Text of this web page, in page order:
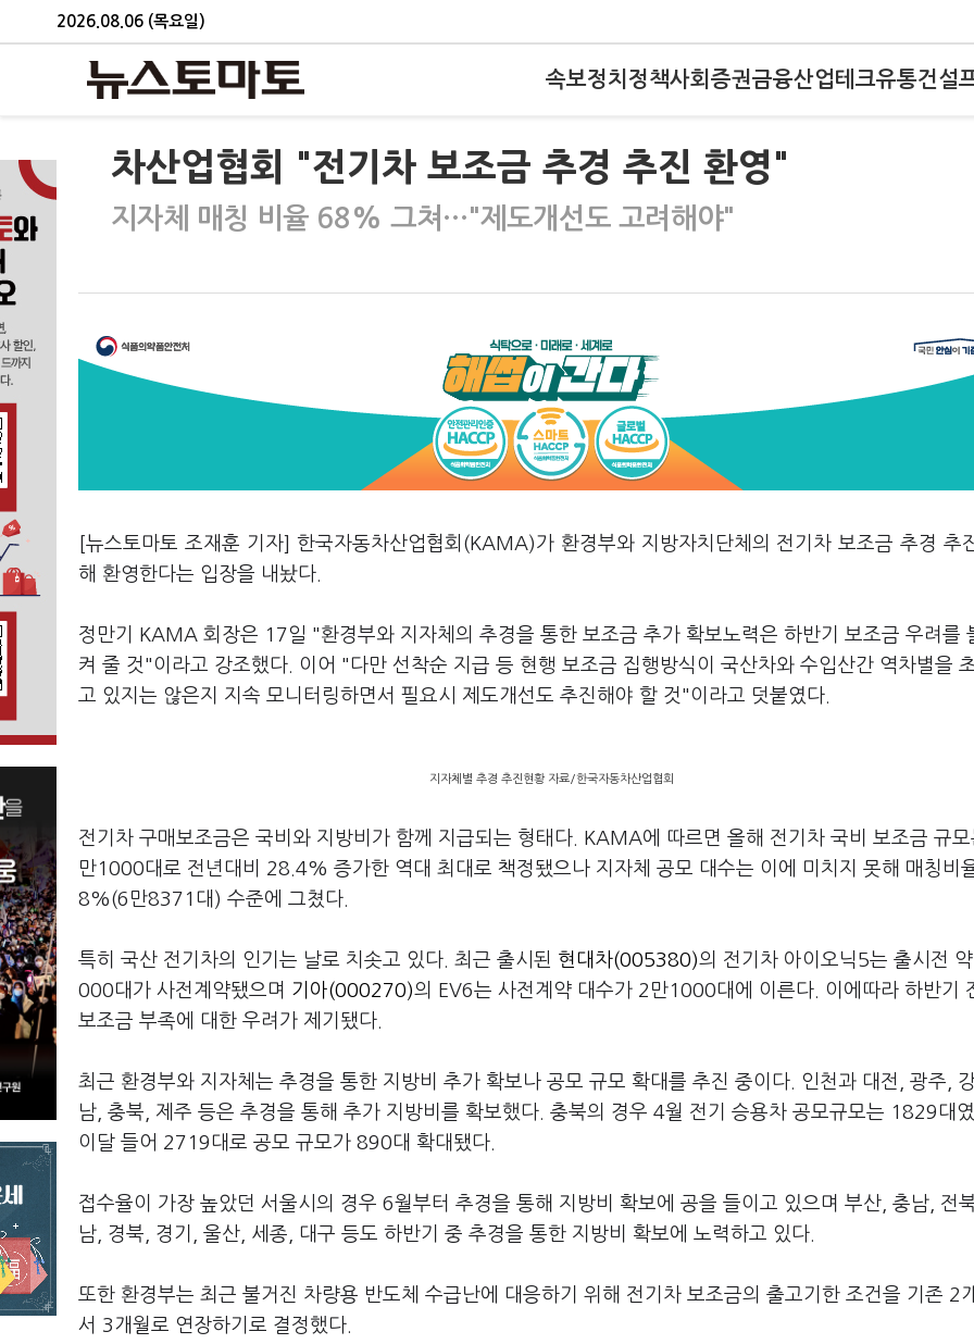
2026.08.06 (목요일)
속보정치 정책사회 증권금융산업테크유통건설
차산업협회 "전기차 보조금 추경 추진 환영"
지자체 매칭 비율 68% 그쳐…"제도개선도 고려해야"
[뉴스토마토 조재훈 기자] 한국자동차산업협회(KAMA)가 환경부와 지방자치단체의 전기차 보조금 추경 추
해 환영한다는 입장을 내놨다.
정만기 KAMA 회장은 17일 "환경부와 지자체의 추경을 통한 보조금 추가 확보노력은 하반기 보조금 우려를
켜 줄 것"이라고 강조했다. 이어 "다만 선착순 지급 등 현행 보조금 집행방식이 국산차와 수입산간 역차별을
고 있지는 않은지 지속 모니터링하면서 필요시 제도개선도 추진해야 할 것"이라고 덧붙였다.
지자체별 추경 추진현황 자료/한국자동차산업협회
전기차 구매보조금은 국비와 지방비가 함께 지급되는 형태다. KAMA에 따르면 올해 전기차 국비 보조금 규
만1000대로 전년대비 28.4% 증가한 역대 최대로 책정됐으나 지자체 공모 대수는 이에 미치지 못해 매칭비
8%(6만8371대) 수준에 그쳤다.
특히 국산 전기차의 인기는 날로 치솟고 있다. 최근 출시된 현대차(005380)의 전기차 아이오닉5는 출시전
000대가 사전계약됐으며 기아(000270)의 EV6는 사전계약 대수가 2만1000대에 이른다. 이에따라 하반기
보조금 부족에 대한 우려가 제기됐다.
최근 환경부와 지자체는 추경을 통한 지방비 추가 확보나 공모 규모 확대를 추진 중이다. 인천과 대전, 광주,
남, 충북, 제주 등은 추경을 통해 추가 지방비를 확보했다. 충북의 경우 4월 전기 승용차 공모규모는 1829대
이달 들어 2719대로 공모 규모가 890대 확대됐다.
접수율이 가장 높았던 서울시의 경우 6월부터 추경을 통해 지방비 확보에 공을 들이고 있으며 부산, 충남, 전
남, 경북, 경기, 울산, 세종, 대구 등도 하반기 중 추경을 통한 지방비 확보에 노력하고 있다.
또한 환경부는 최근 불거진 차량용 반도체 수급난에 대응하기 위해 전기차 보조금의 출고기한 조건을 기존 2
서 3개월로 연장하기로 결정했다.